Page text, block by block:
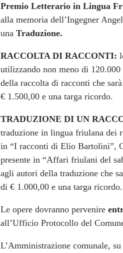
Premio Letterario in Lingua
alla memoria dell’Ingegner
unaTraduzione.
RACCOLTA DI RACCONTI:
utilizzando non meno di
della raccolta di racconti che
€ 1.500,00 e una targa ricordo.
TRADUZIONE DI UN
traduzione in lingua friulana dei
in “I racconti di Elio Bartolini”,
presente in “Affari friulani del
agli autori della traduzione che
di € 1.000,00 e una targa ricordo.
Le opere dovranno pervenire
all’Ufficio Protocollo del
L’Amministrazione comunale,